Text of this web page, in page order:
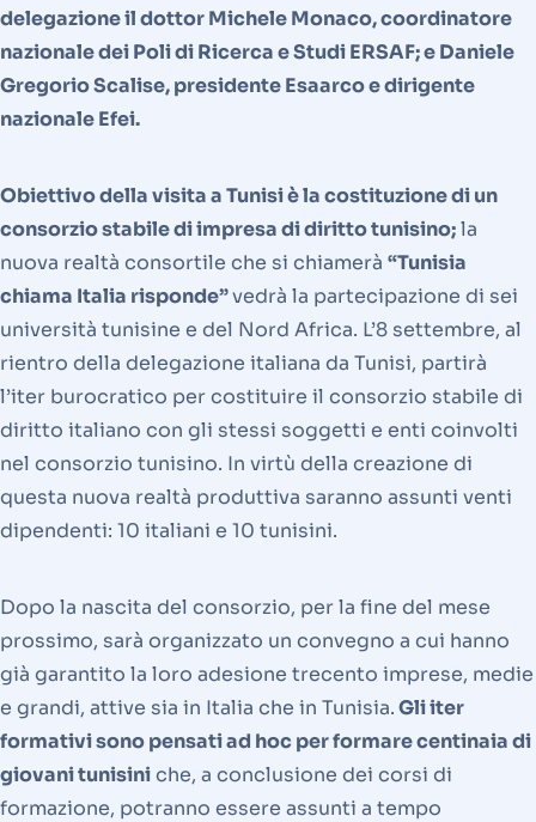
delegazione il dottor Michele Monaco, coordinatore
nazionale dei Poli di Ricerca e Studi ERSAF; e Daniele
Gregorio Scalise, presidente Esaarco e dirigente
nazionale Efei.
Obiettivo della visita a Tunisi è la costituzione di un
consorzio stabile di impresa di diritto tunisino;la
nuova realtà consortile che si chiamerà “Tunisia
chiama Italia risponde”vedrà la partecipazione di sei
università tunisine e del Nord Africa. L’8 settembre, al
rientro della delegazione italiana da Tunisi, partirà
l’iter burocratico per costituire il consorzio stabile di
diritto italiano con gli stessi soggetti e enti coinvolti
nel consorzio tunisino. In virtù della creazione di
questa nuova realtà produttiva saranno assunti venti
dipendenti: 10 italiani e 10 tunisini.
Dopo la nascita del consorzio, per la fine del mese
prossimo, sarà organizzato un convegno a cui hanno
già garantito la loro adesione trecento imprese, medie
e grandi, attive sia in Italia che in Tunisia.Gli iter
formativi sono pensati ad hoc per formare centinaia di
giovani tunisiniche, a conclusione dei corsi di
formazione, potranno essere assunti a tempo